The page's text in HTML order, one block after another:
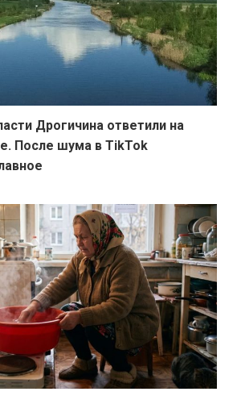
Дрогичина ответили на
После шума в TikTok